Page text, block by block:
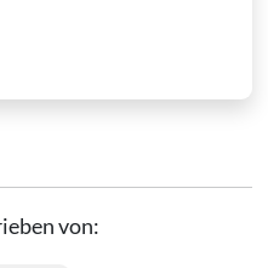
von: